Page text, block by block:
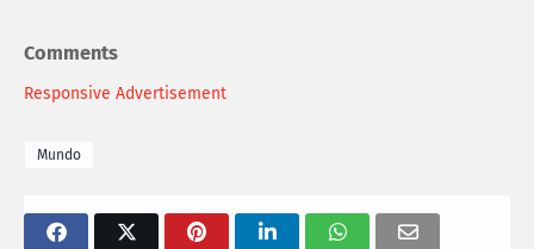
Comments
Responsive Advertisement
Mundo